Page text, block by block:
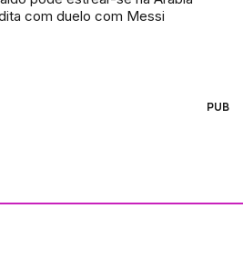
com duelo com Messi
PUB